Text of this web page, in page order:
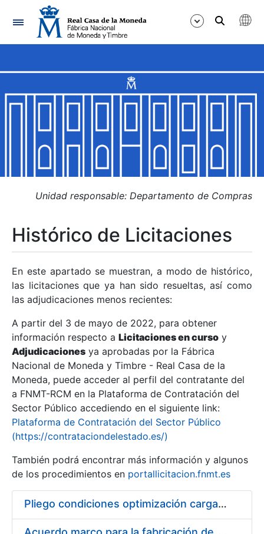
Navegación
Mostrar/Ocultar
Mostrar/Ocultar
Mostrar/Ocultar
Mostrar/Ocultar
Mostrar/Ocultar
Mostrar/Ocultar
Unidad responsable: Departamento de Compras
Histórico de Licitaciones
En este apartado se muestran, a modo de histórico,
las licitaciones que ya han sido resueltas, así como
las adjudicaciones menos recientes:
A partir del 3 de mayo de 2022, para obtener
información respecto a Licitaciones en curso y
Adjudicaciones ya aprobadas por la Fábrica
Nacional de Moneda y Timbre - Real Casa de la
Moneda, puede acceder al perfil del contratante del
a FNMT-RCM en la Plataforma de Contratación del
Sector Público accediendo en el siguiente link:
Plataforma de Contratación del Sector Público
(https://contrataciondelestado.es/)
También podrá encontrar más información y algunos
de los procedimientos en portallicitacion.fnmt.es
Pliego condiciones optimización cargas compras firmado